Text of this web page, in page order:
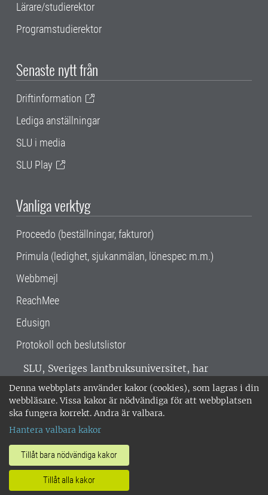
Denna webbplats använder kakor (cookies), som lagras i din
webbläsare. Vissa kakor är nödvändiga för att webbplatsen
ska fungera korrekt. Andra är valbara.
Hantera valbara kakor
Tillåt bara nödvändiga kakor
Tillåt alla kakor
Lärare/studierektor
Programstudierektor
Senaste nytt från
Driftinformation
Lediga anställningar
SLU i media
SLU Play
Vanliga verktyg
Proceedo (beställningar, fakturor)
Primula (ledighet, sjukanmälan, lönespec m.m.)
Webbmejl
ReachMee
Edusign
Protokoll och beslutslistor
SLU, Sveriges lantbruksuniversitet, har
verksamhet över hela Sverige. Huvudorter är
Alnarp, Uppsala och Umeå.SLU är
miljöcertifierat enligt ISO 14001. •
018-67 10 00 • Org nr: 202100-2817 •
Om SLU:s webbplatser
•Hantera kakor•Behandling av
personuppgifter